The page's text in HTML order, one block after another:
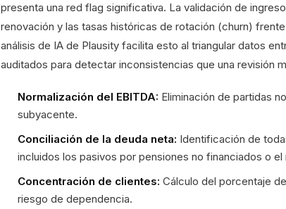
presenta una red flag significativa. La validación de
renovación y las tasas históricas de rotación (churn)
análisis de IA de Plausity facilita esto al triangular datos
auditados para detectar inconsistencias que una revisión
Normalización del EBITDA: Eliminación de partidas
subyacente.
Conciliación de la deuda neta: Identificación de
incluidos los pasivos por pensiones no financiados o
Concentración de clientes: Cálculo del porcentaje
riesgo de dependencia.